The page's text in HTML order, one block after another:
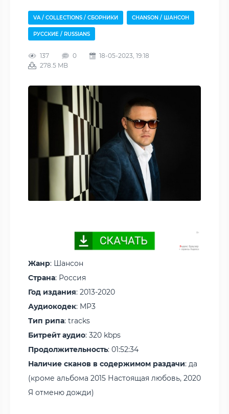
VA / COLLECTIONS / СБОРНИКИ CHANSON / ШАНСОН
РУССКИЕ / RUSSIANS
137 0
18-05-2023, 19:18
278.5 MB
Жанр: Шансон
Страна: Россия
Год издания: 2013-2020
Аудиокодек: MP3
Тип рипа: tracks
Битрейт аудио: 320 kbps
Продолжительность: 01:52:34
Наличие сканов в содержимом раздачи: да
(кроме альбома 2015 Настоящая любовь, 2020
Я отменю дожди)